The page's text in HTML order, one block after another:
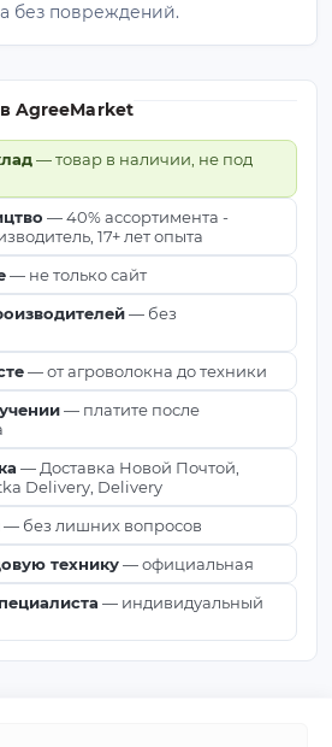
без повреждений.
AgreeMarket
— товар в наличии, не под
— 40% ассортимента -
17+ лет опыта
— не только сайт
— без
— от агроволокна до техники
— платите после
— Доставка Новой Почтой,
Delivery, Delivery
— без лишних вопросов
технику— официальная
— индивидуальный